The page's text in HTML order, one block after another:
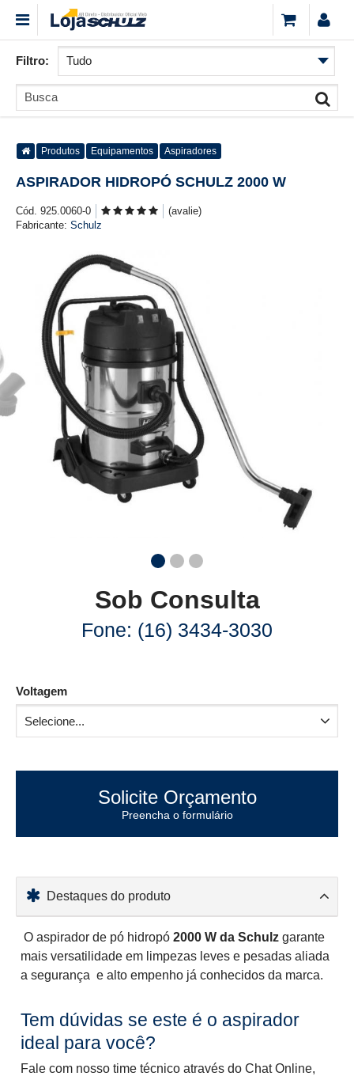
Filtro:
Produtos Equipamentos Aspiradores
ASPIRADOR HIDROPÓ SCHULZ 2000 W
Cód. 925.0060-0
(avalie)
Fabricante: Schulz
Sob Consulta
Fone: (16) 3434-3030
Voltagem
Selecione...
Solicite Orçamento
Preencha o formulário
Destaques do produto
O aspirador de pó hidropó 2000 W da Schulz garante
mais versatilidade em limpezas leves e pesadas aliada
a segurança e alto empenho já conhecidos da marca.
Tem dúvidas se este é o aspirador
ideal para você?
Fale com nosso time técnico através do Chat Online,